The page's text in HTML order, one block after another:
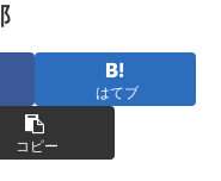
はてブ
コピー